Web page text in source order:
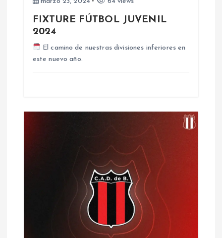
a
FIXTURE FÚTBOL JUVENIL
2024
El camino de nuestras divisiones inferiores en
este nuevo año.